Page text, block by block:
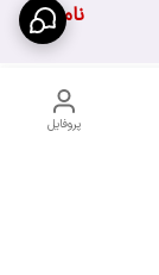
ناموجود
پروفایل